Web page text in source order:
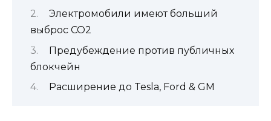
Электромобили имеют больший
выброс CO2
Предубеждение против публичных
блокчейн
Расширение до Tesla, Ford & GM